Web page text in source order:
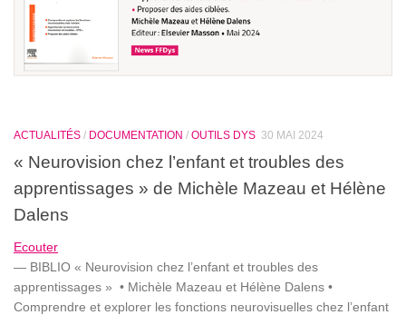
ACTUALITÉS / DOCUMENTATION / OUTILS DYS 30 MAI 2024
« Neurovision chez l’enfant et troubles des
apprentissages » de Michèle Mazeau et Hélène
Dalens
Ecouter
— BIBLIO « Neurovision chez l’enfant et troubles des
apprentissages » • Michèle Mazeau et Hélène Dalens •
Comprendre et explorer les fonctions neurovisuelles chez l’enfant